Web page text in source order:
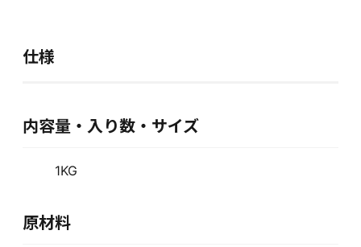
仕様
内容量・入り数・サイズ
1KG
原材料